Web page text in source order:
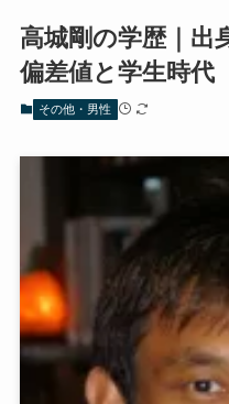
高城剛の学歴｜出
偏差値と学生時代
その他・男性